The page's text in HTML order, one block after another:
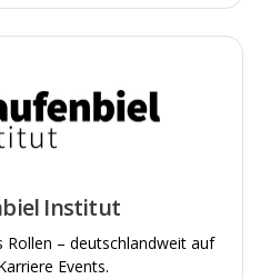
Institut
Rollen – deutschlandweit auf
Events.